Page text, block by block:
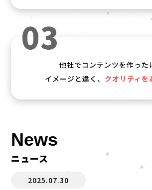
03
他社でコンテンツを作った
イメージと違く、 クオリティを
News
ニュース
2025.07.30